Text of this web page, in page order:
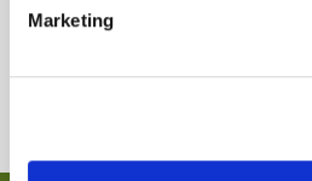
Marketing